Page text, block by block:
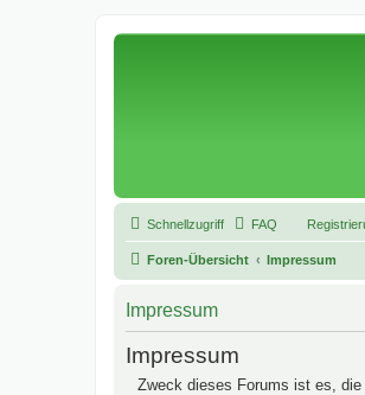
Schnellzugriff FAQ
Foren-Übersicht Impressum
Impressum
Impressum
Zweck dieses Forums ist es, die